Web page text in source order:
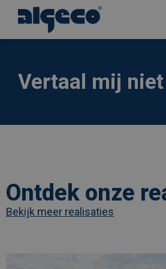
inhoudVertaal mij niet
Ontdek onze
Bekijk meer realisaties